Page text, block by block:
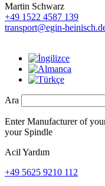
Martin Schwarz
+49 1522 4587 139
transport@egin-
Ara
Enter Manufacturer of
your Spindle
Acil Yardım
+49 5625 9210 112